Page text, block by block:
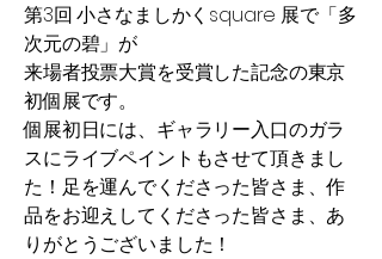
第3回 小さなましかくsquare 展で「多
次元の碧」が
​来場者投票大賞を受賞した記念の東京
初個展です。
​個展初日には、ギャラリー入口のガラ
スにライブペイントもさせて頂きまし
た！足を運んでくださった皆さま、作
品をお迎えしてくださった皆さま、あ
りがとうございました！